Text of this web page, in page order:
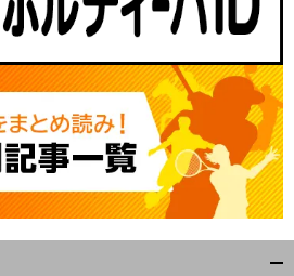
７
」 。
・
前
へ